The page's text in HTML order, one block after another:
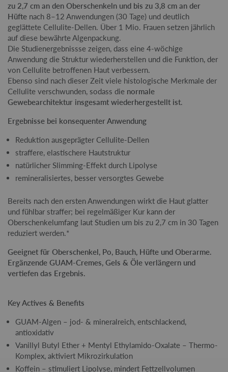
zu 2,7 cm an den Oberschenkeln und bis zu 3,8 cm an der
Hüfte nach 8–12 Anwendungen (30 Tage) und deutlich
geglättete Cellulite‐Dellen. Über 1 Mio. Frauen setzen jährlich
auf diese bewährte Algenpackung.
Die Studienergebnissse zeigen, dass eine 4-wöchige
Anwendung die Struktur wiederherstellen und die Funktion, der
von Cellulite betroffenen Haut verbessern.
Ebenso sind nach dieser Zeit viele histologische Merkmale der
Cellulite verschwunden, sodass die normale
Gewebearchitektur insgesamt wiederhergestellt ist.
Ergebnisse bei konsequenter Anwendung
Reduktion ausgeprägter Cellulite-Dellen
straffere, elastischere Hautstruktur
natürlicher Slimming-Effekt durch Lipolyse
remineralisiertes, besser versorgtes Gewebe
Bereits nach den ersten Anwendungen wirkt die Haut glatter
und fühlbar straffer; bei regelmäßiger Kur kann der
Oberschenkelumfang laut Studien um bis zu 2,7 cm in 30 Tagen
reduziert werden.*
Geeignet für Oberschenkel, Po, Bauch, Hüfte und Oberarme.
Ergänzende GUAM-Cremes, Gels & Öle verlängern und
vertiefen das Ergebnis.
Key Actives & Benefits
GUAM-Algen – jod- & mineralreich, entschlackend,
antioxidativ
Vanillyl Butyl Ether + Mentyl Ethylamido-Oxalate – Thermo-
Komplex, aktiviert Mikrozirkulation
Koffein – stimuliert Lipolyse, mindert Fettzellvolumen